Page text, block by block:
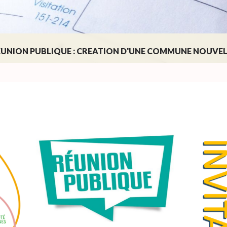
PUBLIQUE : CREATION D'UNE COMMUNE